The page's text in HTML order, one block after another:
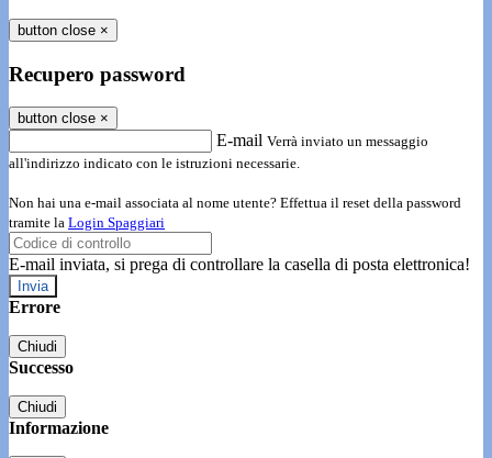
button close ×
Recupero password
button close ×
E-mail Verrà inviato un messaggio
all'indirizzo indicato con le istruzioni necessarie.
Non hai una e-mail associata al nome utente? Effettua il reset della password
tramite la Login Spaggiari
E-mail inviata, si prega di controllare la casella di posta elettronica!
Errore
Chiudi
Successo
Chiudi
Informazione